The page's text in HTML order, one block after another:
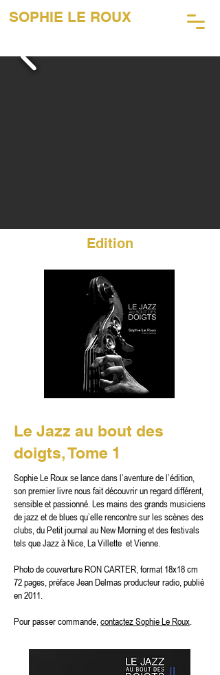
SOPHIE LE ROUX
Edition
Le Jazz au bout des
doigts, Tome 1
Sophie Le Roux se lance dans l’aventure de l’édition,
son premier livre nous fait découvrir un regard différent,
sensible et passionné. Les mains des grands musiciens
de jazz et de blues qu’elle rencontre sur les scènes des
clubs, du Petit journal au New Morning et des festivals
tels que Jazz à Nice, La Villette et Vienne.
Photo de couverture RON CARTER, format 18x18 cm
72 pages, préface Jean Delmas producteur radio, publié
en 2011.
Pour passer commande, contactez Sophie Le Roux